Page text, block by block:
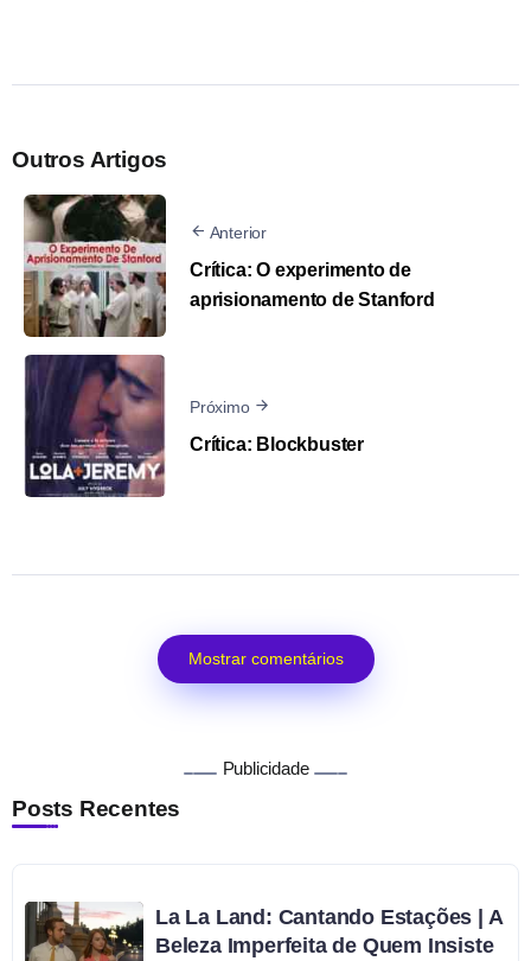
Outros Artigos
Anterior
Crítica: O experimento de
aprisionamento de Stanford
Próximo
Crítica: Blockbuster
Mostrar comentários
Publicidade
Posts Recentes
La La Land: Cantando Estações | A
Beleza Imperfeita de Quem Insiste